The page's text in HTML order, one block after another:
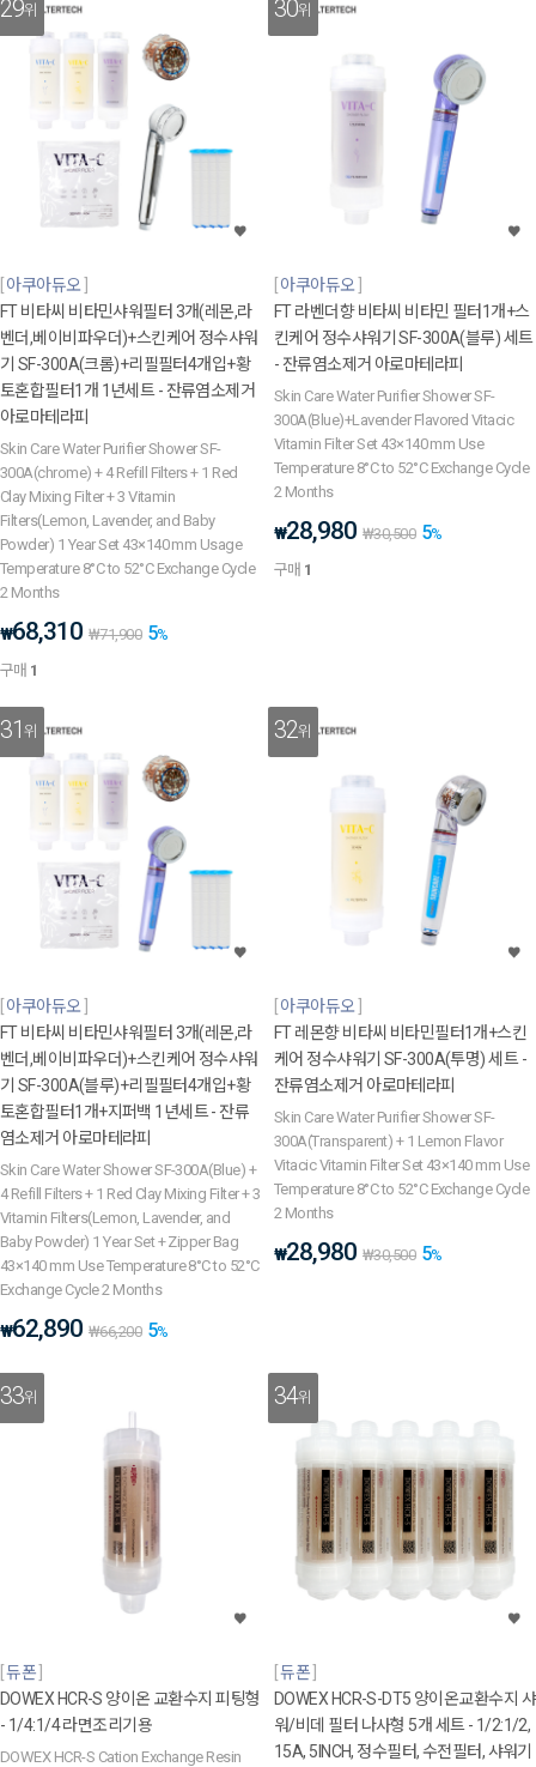
29위
아쿠아듀오
FT 비타씨 비타민샤워필터 3개(레몬,라
벤더,베이비파우더)+스킨케어 정수샤워
기 SF-300A(크롬)+리필필터4개입+황
토혼합필터1개 1년세트 - 잔류염소제거
아로마테라피
Skin Care Water Purifier Shower SF-
300A(chrome) + 4 Refill Filters + 1 Red
Clay Mixing Filter + 3 Vitamin
Filters(Lemon, Lavender, and Baby
Powder) 1 Year Set 43×140 mm Usage
Temperature 8°C to 52°C Exchange Cycle
2 Months
₩68,310 ₩71,900 5%
구매 1
30위
아쿠아듀오
FT 라벤더향 비타씨 비타민 필터1개+스
킨케어 정수샤워기 SF-300A(블루) 세트
- 잔류염소제거 아로마테라피
Skin Care Water Purifier Shower SF-
300A(Blue)+Lavender Flavored Vitacic
Vitamin Filter Set 43×140 mm Use
Temperature 8°C to 52°C Exchange Cycle
2 Months
₩28,980 ₩30,500 5%
구매 1
31위
아쿠아듀오
FT 비타씨 비타민샤워필터 3개(레몬,라
벤더,베이비파우더)+스킨케어 정수샤워
기 SF-300A(블루)+리필필터4개입+황
토혼합필터1개+지퍼백 1년세트 - 잔류
염소제거 아로마테라피
Skin Care Water Shower SF-300A(Blue) +
4 Refill Filters + 1 Red Clay Mixing Filter + 3
Vitamin Filters(Lemon, Lavender, and
Baby Powder) 1 Year Set + Zipper Bag
43×140 mm Use Temperature 8°C to 52°C
Exchange Cycle 2 Months
₩62,890 ₩66,200 5%
32위
아쿠아듀오
FT 레몬향 비타씨 비타민필터1개+스킨
케어 정수샤워기 SF-300A(투명) 세트 -
잔류염소제거 아로마테라피
Skin Care Water Purifier Shower SF-
300A(Transparent) + 1 Lemon Flavor
Vitacic Vitamin Filter Set 43×140 mm Use
Temperature 8°C to 52°C Exchange Cycle
2 Months
₩28,980 ₩30,500 5%
33위
듀폰
DOWEX HCR-S 양이온 교환수지 피팅형
- 1/4:1/4 라면조리기용
DOWEX HCR-S Cation Exchange Resin
34위
듀폰
DOWEX HCR-S-DT5 양이온교환수지 샤
워/비데 필터 나사형 5개 세트 - 1/2:1/2,
15A, 5INCH, 정수필터, 수전필터, 샤워기